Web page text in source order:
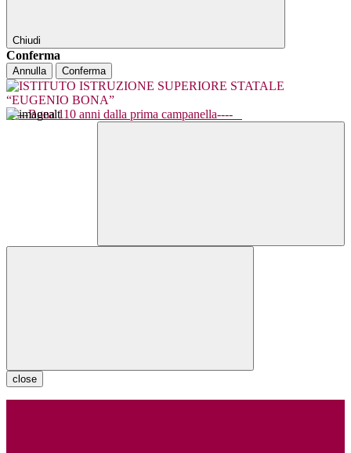
Chiudi
Conferma
Annulla Conferma
----Bona 110 anni dalla prima campanella----
close